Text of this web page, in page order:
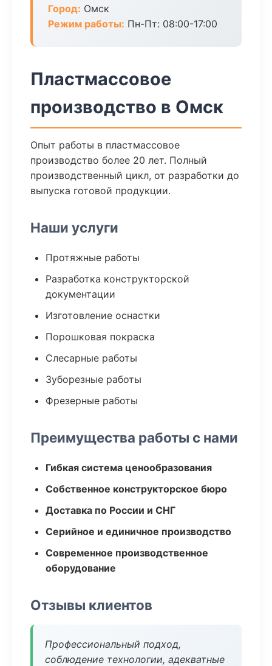
Город: Омск
Режим работы: Пн-Пт: 08:00-17:00
Пластмассовое
производство в Омск
Опыт работы в пластмассовое
производство более 20 лет. Полный
производственный цикл, от разработки до
выпуска готовой продукции.
Наши услуги
Протяжные работы
Разработка конструкторской
документации
Изготовление оснастки
Порошковая покраска
Слесарные работы
Зуборезные работы
Фрезерные работы
Преимущества работы с нами
Гибкая система ценообразования
Собственное конструкторское бюро
Доставка по России и СНГ
Серийное и единичное производство
Современное производственное
оборудование
Отзывы клиентов
Профессиональный подход,
соблюдение технологии, адекватные